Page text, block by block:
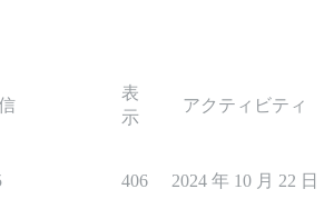
表
示
アクティビティ
406 2024 年 10 月 22 日